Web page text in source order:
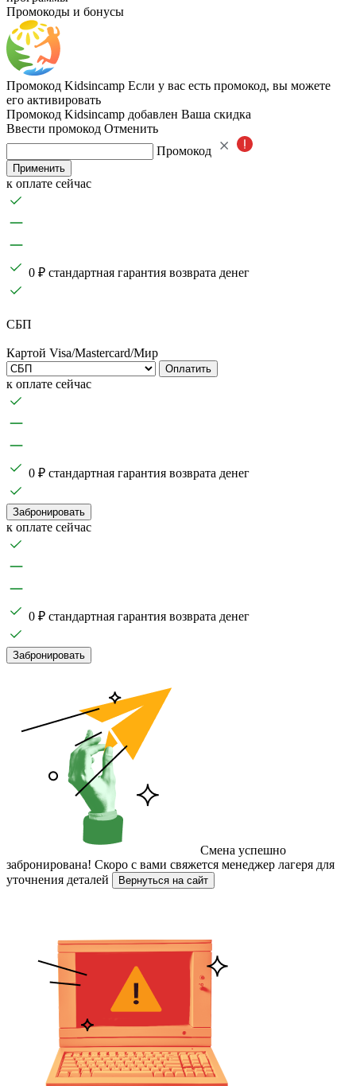
Промокоды и бонусы
Промокод Kidsincamp Если у вас есть промокод, вы можете
его активировать
Промокод Kidsincamp добавлен Ваша скидка
Ввести промокод Отменить
Промокод
Применить
к оплате сейчас
0 ₽ стандартная гарантия возврата денег
СБП
Картой Visa/Mastercard/Мир
Оплатить
к оплате сейчас
0 ₽ стандартная гарантия возврата денег
Забронировать
к оплате сейчас
0 ₽ стандартная гарантия возврата денег
Забронировать
Смена успешно
забронирована! Скоро с вами свяжется менеджер лагеря для
уточнения деталей
Вернуться на сайт